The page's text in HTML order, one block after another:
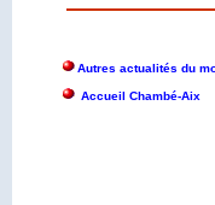
Autres actualités du
Accueil Chambé-Aix